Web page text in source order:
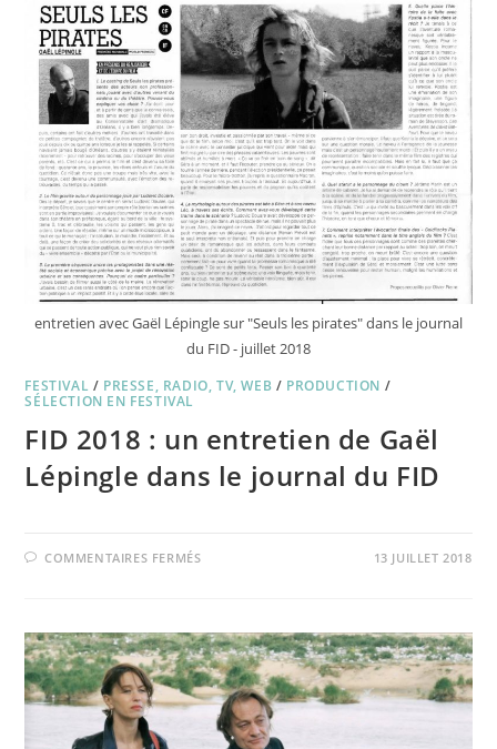
DE
« SEULS
LES
PIRATES »
entretien avec Gaël Lépingle sur "Seuls les pirates" dans le journal
du FID - juillet 2018
FESTIVAL / PRESSE, RADIO, TV, WEB / PRODUCTION /
SÉLECTION EN FESTIVAL
FID 2018 : un entretien de Gaël
Lépingle dans le journal du FID
COMMENTAIRES FERMÉSSUR
ENTRETIEN
DE
GAËL
LÉPINGLE
DANS
LE
JOURNAL
DU
FID
13 JUILLET 2018